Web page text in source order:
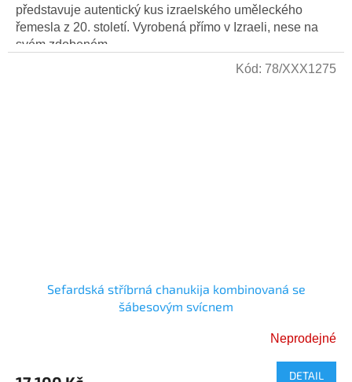
představuje autentický kus izraelského uměleckého
řemesla z 20. století. Vyrobená přímo v Izraeli, nese na
svém zdobeném...
Sefardská stříbrná chanukija kombinovaná se
šábesovým svícnem
Neprodejné
DETAIL
Kód: 78/XXX1275